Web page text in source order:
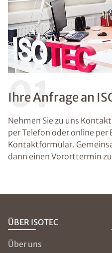
01
Ihre Anfrage an
Nehmen Sie zu uns
per Telefon oder online per
Kontaktformular.
dann einen Vororttermin
ÜBER ISOTEC
Über uns